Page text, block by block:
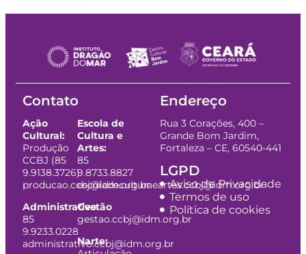
Contato
Ação
Cultural:
Produção
CCBJ (85
9.9138.3726)
producao.ccbj@idm.org.br
Administrativo:
85
9.9233.0228
administrativo.ccbj@idm.org.br
Escola de
Cultura e
Artes:
85
9.8733.8827
escoladeculturaeartes.ccbj@idm.org.br
Gestão
gestao.ccbj@idm.org.br
Narte:
Endereço
Rua 3 Corações, 400 –
Grande Bom Jardim,
Fortaleza – CE, 60540-441
LGPD
Aviso de Privacidade
Termos de uso
Política de cookies